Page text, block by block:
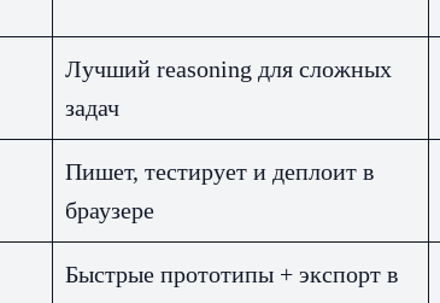
Лучший reasoning для сложных
задач
Пишет, тестирует и деплоит в
браузере
Быстрые прототипы + экспорт в